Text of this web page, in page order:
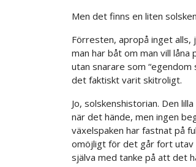
Men det finns en liten
Förresten, apropå inget alls,
man har båt om man vill låna
utan snarare som
det faktiskt varit skitroligt.
Jo, solskenshistorian. Den
när det hände, men ingen
växelspaken har fastnat på
omöjligt för det går fort utav
själva med tanke på att det